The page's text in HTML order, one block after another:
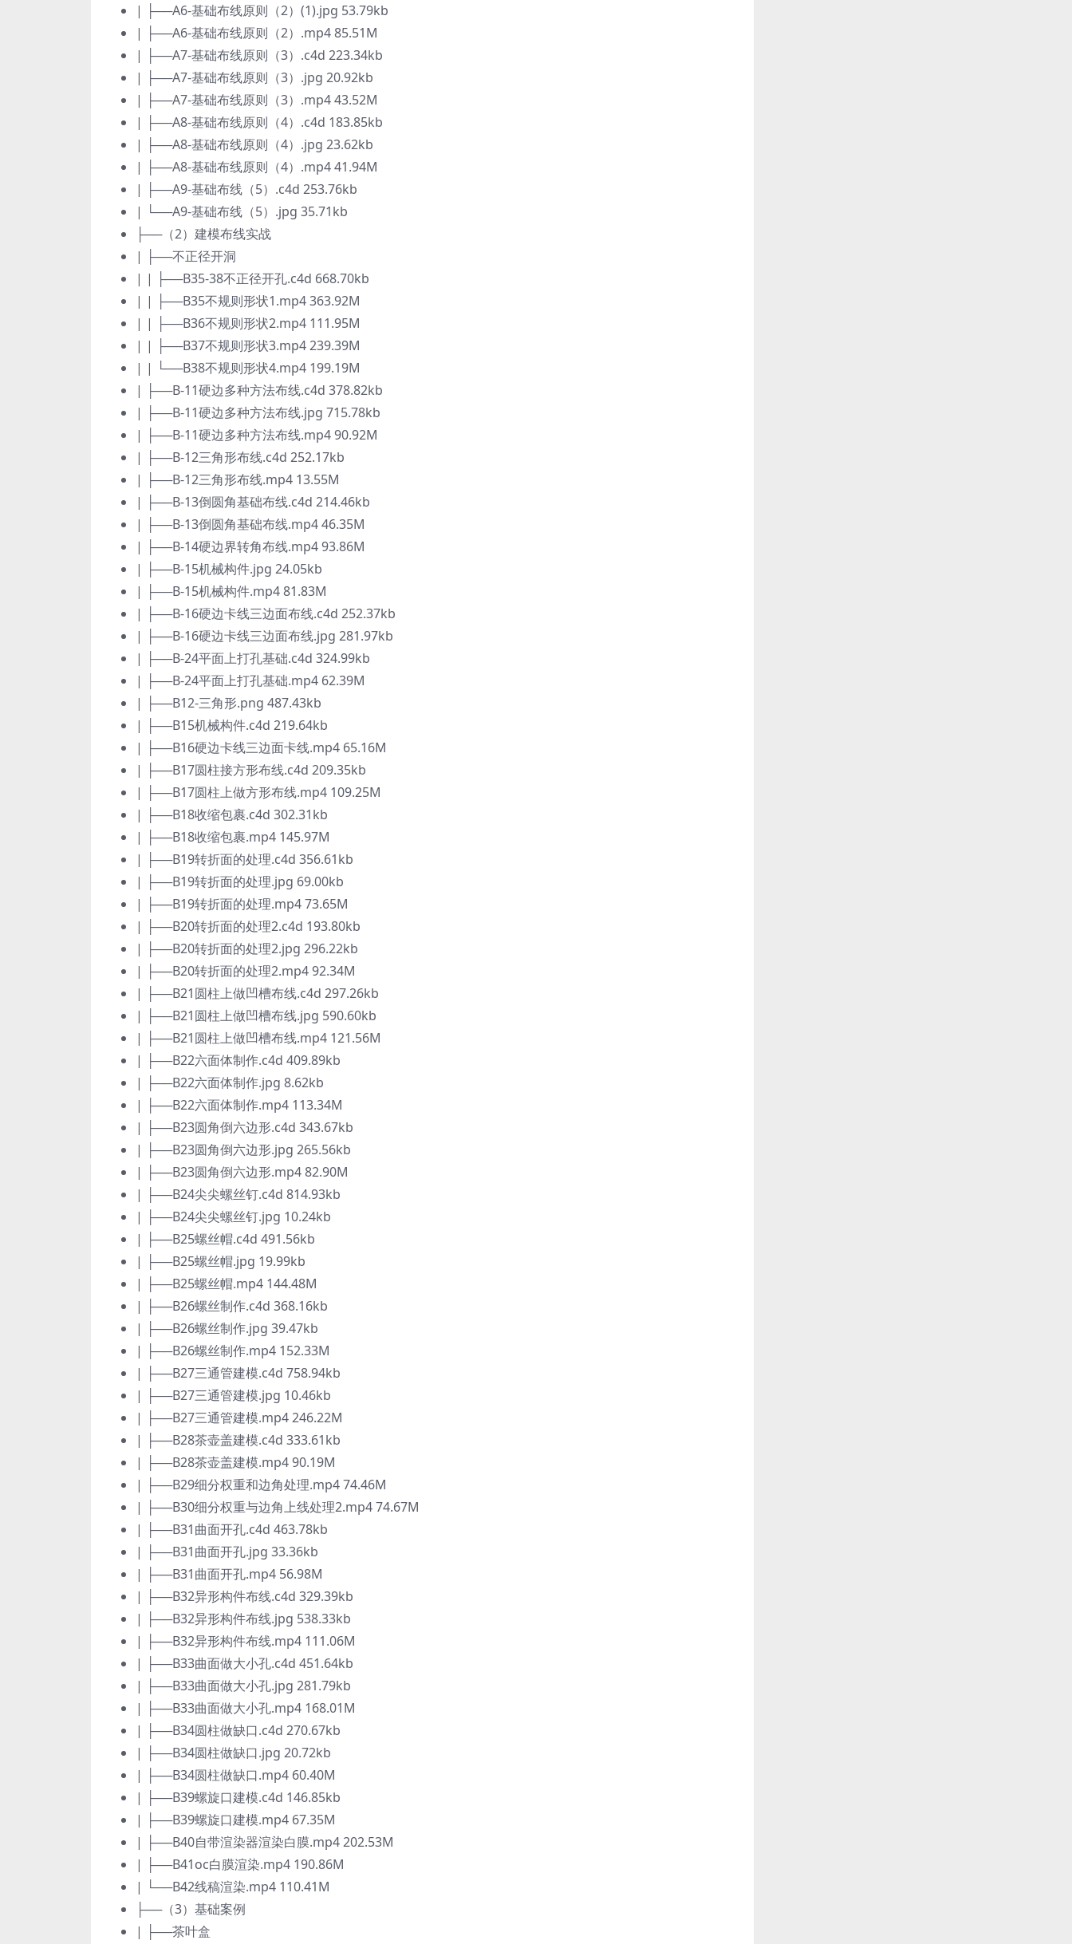
| ├──A6-基础布线原则（2）(1).jpg 53.79kb
| ├──A6-基础布线原则（2）.mp4 85.51M
| ├──A7-基础布线原则（3）.c4d 223.34kb
| ├──A7-基础布线原则（3）.jpg 20.92kb
| ├──A7-基础布线原则（3）.mp4 43.52M
| ├──A8-基础布线原则（4）.c4d 183.85kb
| ├──A8-基础布线原则（4）.jpg 23.62kb
| ├──A8-基础布线原则（4）.mp4 41.94M
| ├──A9-基础布线（5）.c4d 253.76kb
| └──A9-基础布线（5）.jpg 35.71kb
├──（2）建模布线实战
| ├──不正径开洞
| | ├──B35-38不正径开孔.c4d 668.70kb
| | ├──B35不规则形状1.mp4 363.92M
| | ├──B36不规则形状2.mp4 111.95M
| | ├──B37不规则形状3.mp4 239.39M
| | └──B38不规则形状4.mp4 199.19M
| ├──B-11硬边多种方法布线.c4d 378.82kb
| ├──B-11硬边多种方法布线.jpg 715.78kb
| ├──B-11硬边多种方法布线.mp4 90.92M
| ├──B-12三角形布线.c4d 252.17kb
| ├──B-12三角形布线.mp4 13.55M
| ├──B-13倒圆角基础布线.c4d 214.46kb
| ├──B-13倒圆角基础布线.mp4 46.35M
| ├──B-14硬边界转角布线.mp4 93.86M
| ├──B-15机械构件.jpg 24.05kb
| ├──B-15机械构件.mp4 81.83M
| ├──B-16硬边卡线三边面布线.c4d 252.37kb
| ├──B-16硬边卡线三边面布线.jpg 281.97kb
| ├──B-24平面上打孔基础.c4d 324.99kb
| ├──B-24平面上打孔基础.mp4 62.39M
| ├──B12-三角形.png 487.43kb
| ├──B15机械构件.c4d 219.64kb
| ├──B16硬边卡线三边面卡线.mp4 65.16M
| ├──B17圆柱接方形布线.c4d 209.35kb
| ├──B17圆柱上做方形布线.mp4 109.25M
| ├──B18收缩包裹.c4d 302.31kb
| ├──B18收缩包裹.mp4 145.97M
| ├──B19转折面的处理.c4d 356.61kb
| ├──B19转折面的处理.jpg 69.00kb
| ├──B19转折面的处理.mp4 73.65M
| ├──B20转折面的处理2.c4d 193.80kb
| ├──B20转折面的处理2.jpg 296.22kb
| ├──B20转折面的处理2.mp4 92.34M
| ├──B21圆柱上做凹槽布线.c4d 297.26kb
| ├──B21圆柱上做凹槽布线.jpg 590.60kb
| ├──B21圆柱上做凹槽布线.mp4 121.56M
| ├──B22六面体制作.c4d 409.89kb
| ├──B22六面体制作.jpg 8.62kb
| ├──B22六面体制作.mp4 113.34M
| ├──B23圆角倒六边形.c4d 343.67kb
| ├──B23圆角倒六边形.jpg 265.56kb
| ├──B23圆角倒六边形.mp4 82.90M
| ├──B24尖尖螺丝钉.c4d 814.93kb
| ├──B24尖尖螺丝钉.jpg 10.24kb
| ├──B25螺丝帽.c4d 491.56kb
| ├──B25螺丝帽.jpg 19.99kb
| ├──B25螺丝帽.mp4 144.48M
| ├──B26螺丝制作.c4d 368.16kb
| ├──B26螺丝制作.jpg 39.47kb
| ├──B26螺丝制作.mp4 152.33M
| ├──B27三通管建模.c4d 758.94kb
| ├──B27三通管建模.jpg 10.46kb
| ├──B27三通管建模.mp4 246.22M
| ├──B28茶壶盖建模.c4d 333.61kb
| ├──B28茶壶盖建模.mp4 90.19M
| ├──B29细分权重和边角处理.mp4 74.46M
| ├──B30细分权重与边角上线处理2.mp4 74.67M
| ├──B31曲面开孔.c4d 463.78kb
| ├──B31曲面开孔.jpg 33.36kb
| ├──B31曲面开孔.mp4 56.98M
| ├──B32异形构件布线.c4d 329.39kb
| ├──B32异形构件布线.jpg 538.33kb
| ├──B32异形构件布线.mp4 111.06M
| ├──B33曲面做大小孔.c4d 451.64kb
| ├──B33曲面做大小孔.jpg 281.79kb
| ├──B33曲面做大小孔.mp4 168.01M
| ├──B34圆柱做缺口.c4d 270.67kb
| ├──B34圆柱做缺口.jpg 20.72kb
| ├──B34圆柱做缺口.mp4 60.40M
| ├──B39螺旋口建模.c4d 146.85kb
| ├──B39螺旋口建模.mp4 67.35M
| ├──B40自带渲染器渲染白膜.mp4 202.53M
| ├──B41oc白膜渲染.mp4 190.86M
| └──B42线稿渲染.mp4 110.41M
├──（3）基础案例
| ├──茶叶盒